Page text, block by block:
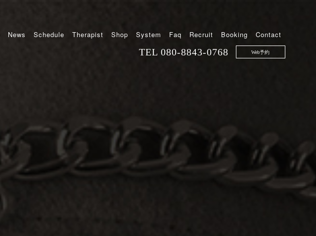
News Schedule Therapist Shop System Faq Recruit Booking Contact
TEL 080-8843-0768 Web予約